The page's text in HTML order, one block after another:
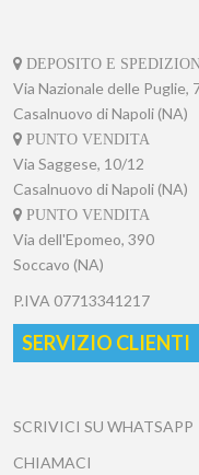
DEPOSITO E
Via Nazionale delle Puglie,
Casalnuovo di Napoli (NA)
PUNTO VENDITA
Via Saggese, 10/12
Casalnuovo di Napoli (NA)
PUNTO VENDITA
Via dell'Epomeo, 390
Soccavo (NA)
P.IVA 07713341217
SERVIZIO CLIENTI
SCRIVICI SU WHATSAPP
CHIAMACI